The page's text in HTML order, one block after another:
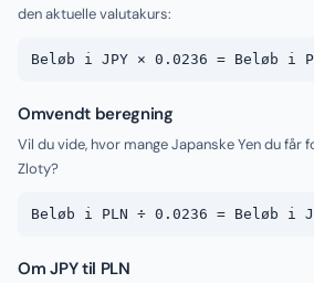
den aktuelle valutakurs:
Beløb i JPY × 0.0236 = Beløb i
Omvendt beregning
Vil du vide, hvor mange Japanske Yen du får
Zloty?
Beløb i PLN ÷ 0.0236 = Beløb i
Om JPY til PLN